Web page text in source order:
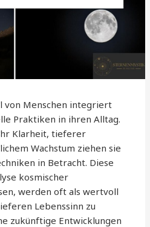
von Menschen integriert
Praktiken in ihren Alltag.
Klarheit, tieferer
Wachstum ziehen sie
in Betracht. Diese
kosmischer
werden oft als wertvoll
Lebenssinn zu
zukünftige Entwicklungen